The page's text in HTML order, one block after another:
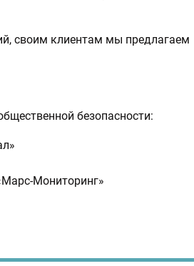
своим клиентам мы предлагаем
безопасности:
Мониторинг»